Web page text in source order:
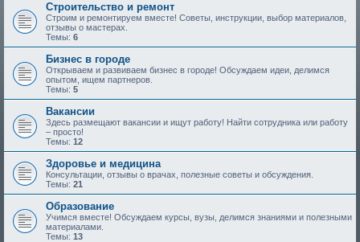
Строительство и ремонт
Строим и ремонтируем вместе! Советы, инструкции, выбор материалов,
отзывы о мастерах.
Темы: 6
Бизнес в городе
Открываем и развиваем бизнес в городе! Обсуждаем идеи, делимся
опытом, ищем партнеров.
Темы: 5
Вакансии
Здесь размещают вакансии и ищут работу! Найти сотрудника или работу
– просто!
Темы: 12
Здоровье и медицина
Консультации, отзывы о врачах, полезные советы и обсуждения.
Темы: 21
Образование
Учимся вместе! Обсуждаем курсы, вузы, делимся знаниями и полезными
материалами.
Темы: 13